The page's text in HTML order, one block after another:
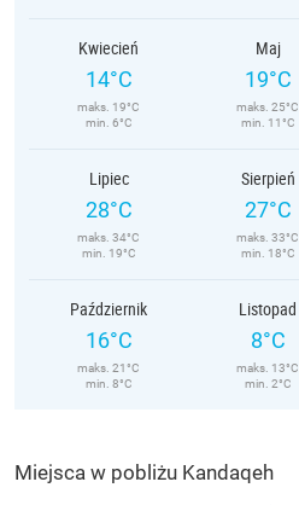
Kwiecień
14°C
maks. 19°C
min. 6°C
Maj
19°C
maks. 25°C
min. 11°C
Lipiec
28°C
maks. 34°C
min. 19°C
Sierpień
27°C
maks. 33°C
min. 18°C
Październik
16°C
maks. 21°C
min. 8°C
Listopad
8°C
maks. 13°C
min. 2°C
Miejsca w pobliżu Kandaqeh